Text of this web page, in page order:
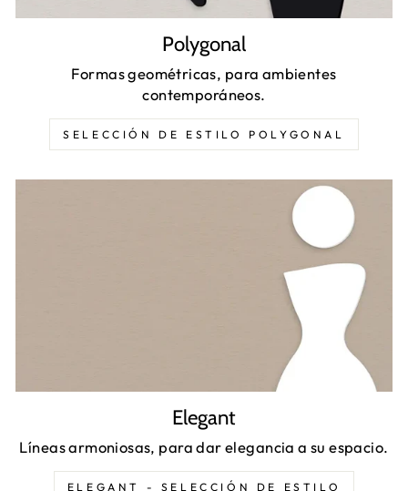
Polygonal
Formas geométricas, para ambientes
contemporáneos.
SELECCIÓN DE ESTILO POLYGONAL
Elegant
Líneas armoniosas, para dar elegancia a su espacio.
ELEGANT - SELECCIÓN DE ESTILO